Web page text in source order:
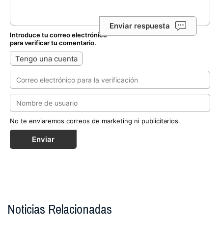
Enviar respuesta
Introduce tu correo electrónico
para verificar tu comentario.
Tengo una cuenta
No te enviaremos correos de marketing ni publicitarios.
Enviar
Noticias Relacionadas